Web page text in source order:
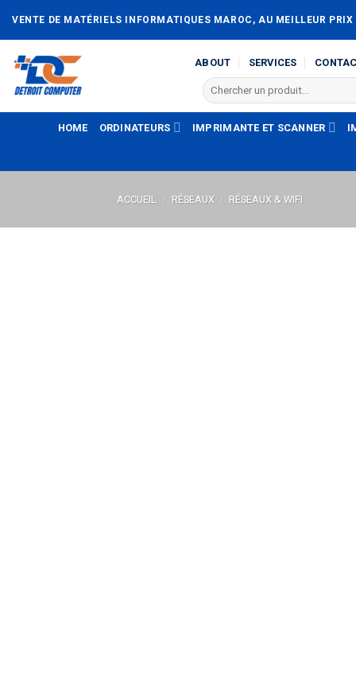
VENTE DE MATÉRIELS INFORMATIQUES MAROC, AU MEILLEUR PRIX
ABOUT SERVICES
Recherche
pour :
HOME ORDINATEURS IMPRIMANTE ET SCANNER
ACCUEIL / RÉSEAUX / RÉSEAUX & WIFI